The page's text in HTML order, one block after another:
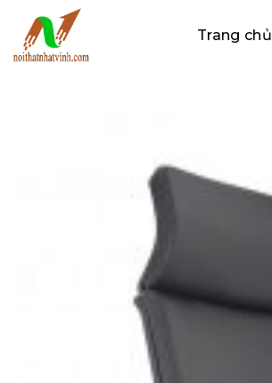
dung
Trang chủ